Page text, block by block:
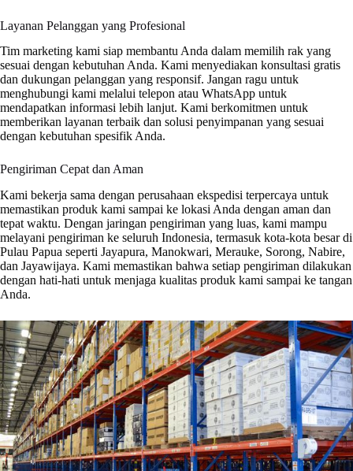
Layanan Pelanggan yang Profesional
Tim marketing kami siap membantu Anda dalam memilih rak yang
sesuai dengan kebutuhan Anda. Kami menyediakan konsultasi gratis
dan dukungan pelanggan yang responsif. Jangan ragu untuk
menghubungi kami melalui telepon atau WhatsApp untuk
mendapatkan informasi lebih lanjut. Kami berkomitmen untuk
memberikan layanan terbaik dan solusi penyimpanan yang sesuai
dengan kebutuhan spesifik Anda.
Pengiriman Cepat dan Aman
Kami bekerja sama dengan perusahaan ekspedisi terpercaya untuk
memastikan produk kami sampai ke lokasi Anda dengan aman dan
tepat waktu. Dengan jaringan pengiriman yang luas, kami mampu
melayani pengiriman ke seluruh Indonesia, termasuk kota-kota besar di
Pulau Papua seperti Jayapura, Manokwari, Merauke, Sorong, Nabire,
dan Jayawijaya. Kami memastikan bahwa setiap pengiriman dilakukan
dengan hati-hati untuk menjaga kualitas produk kami sampai ke tangan
Anda.